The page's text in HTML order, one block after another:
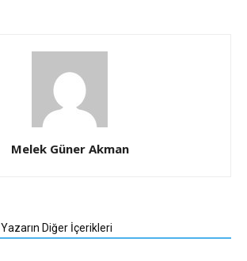
Melek Güner Akman
Yazarın Diğer İçerikleri